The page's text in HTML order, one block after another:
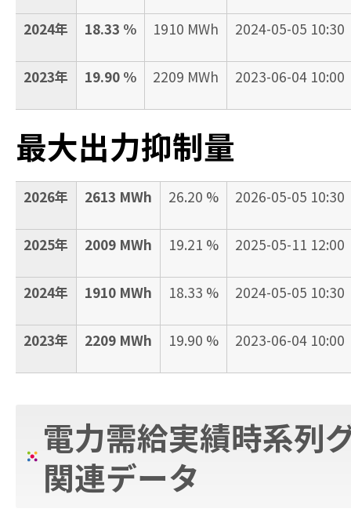
2024年 18.33 % 1910 MWh 2024-05-05 10:30
2023年 19.90 % 2209 MWh 2023-06-04 10:00
最大出力抑制量
2026年 2613 MWh 26.20 % 2026-05-05 10:30
2025年 2009 MWh 19.21 % 2025-05-11 12:00
2024年 1910 MWh 18.33 % 2024-05-05 10:30
2023年 2209 MWh 19.90 % 2023-06-04 10:00
電力需給実績時系列
関連データ